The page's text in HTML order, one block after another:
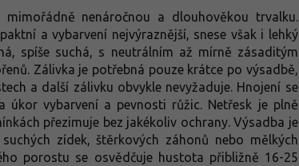
nenáročnou a dlouhověkou trvalku.
a vybarvení nejvýraznější, snese však i lehký
spíše suchá, s neutrálním až mírně zásaditým
Zálivka je potřebná pouze krátce po výsadbě,
a další zálivku obvykle nevyžaduje. Hnojení se
úkor vybarvení a pevnosti růžic. Netřesk je plně
přezimuje bez jakékoliv ochrany. Výsadba je
zídek, štěrkových záhonů nebo mělkých
porostu se osvědčuje hustota přibližně 16-25